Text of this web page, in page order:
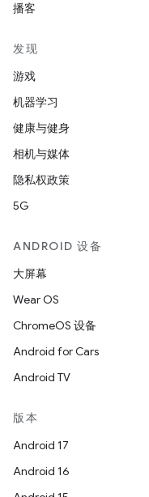
播客
发现
游戏
机器学习
健康与健身
相机与媒体
隐私权政策
5G
ANDROID 设备
大屏幕
Wear OS
ChromeOS 设备
Android for Cars
Android TV
版本
Android 17
Android 16